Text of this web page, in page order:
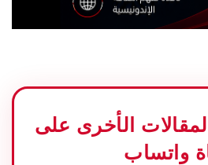
الأخرى على
واتساب